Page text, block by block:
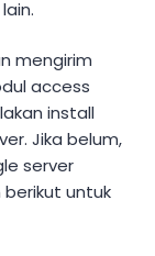
mengirim
access
install
Jika belum,
server
untuk